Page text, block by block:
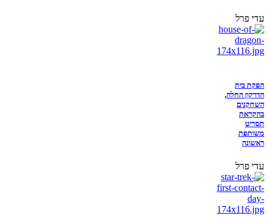
עדי פרל
הפקת בית
הדרקון החלה,
השחקנים
בהקראת
תסריט
משותפת
ראשונה
עדי פרל